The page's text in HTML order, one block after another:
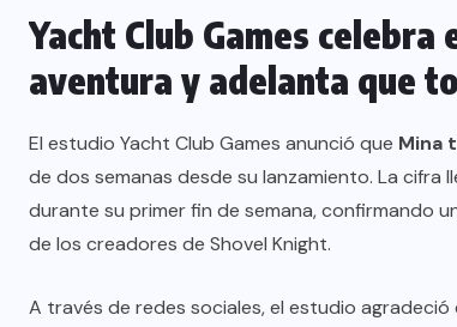
Yacht Club Games
aventura y adelanta que
El estudio Yacht Club Games anunció que Mina
de dos semanas desde su lanzamiento. La
durante su primer fin de semana, confirmando
de los creadores de Shovel Knight.
A través de redes sociales, el estudio